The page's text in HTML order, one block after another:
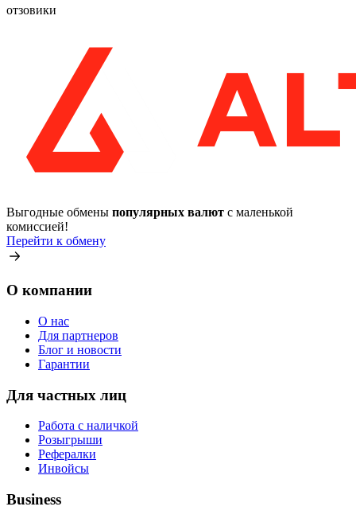
отзовики
Выгодные обмены популярных валют с маленькой
комиссией!
Перейти к обмену
О компании
О нас
Для партнеров
Блог и новости
Гарантии
Для частных лиц
Работа с наличкой
Розыгрыши
Рефералки
Инвойсы
Business